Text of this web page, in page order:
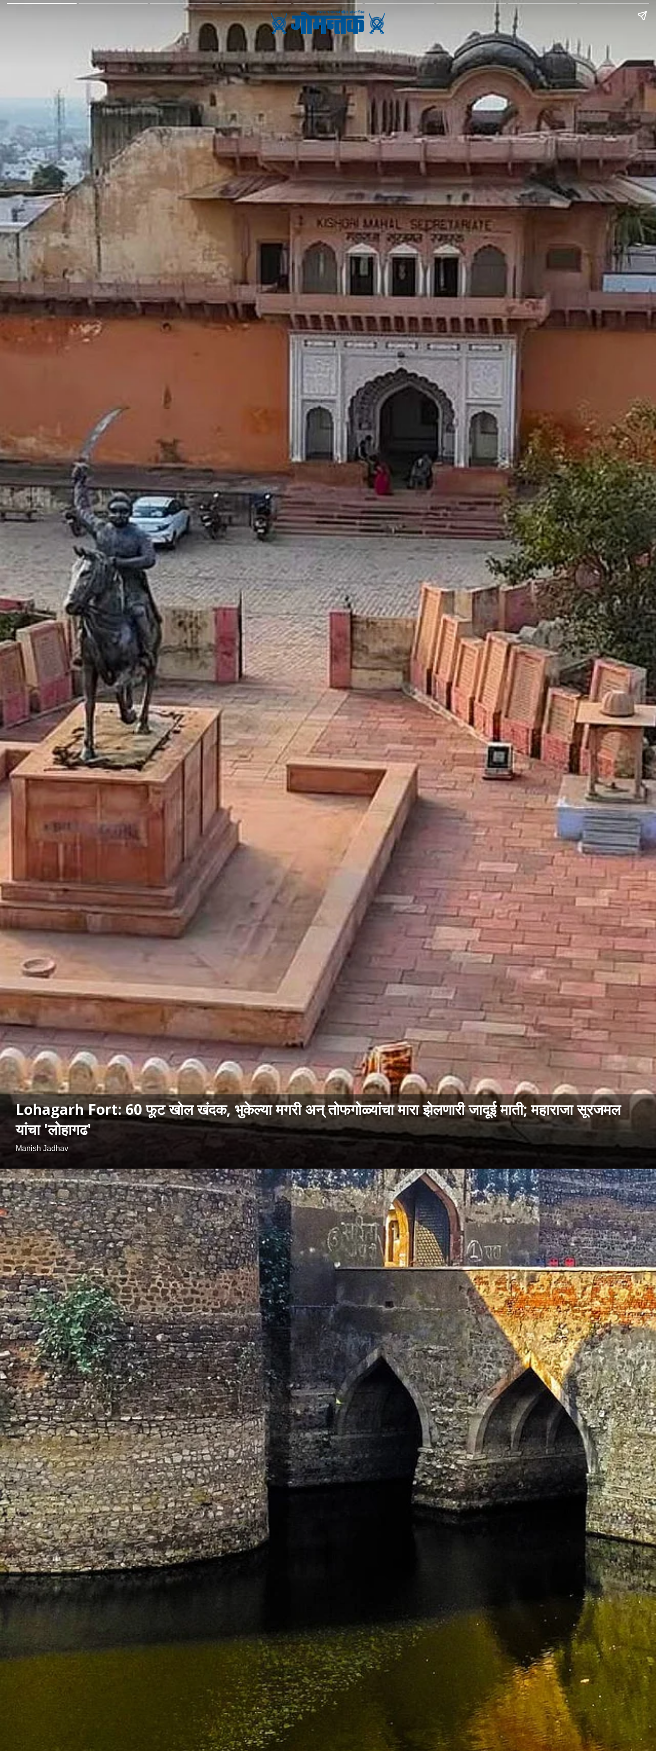
Lohagarh Fort: 60 फूट खोल खंदक, भुकेल्या मगरी अन् तोफगोळ्यांचा मारा झेलणारी जादूई माती; महाराजा सूरजमल
यांचा 'लोहागढ'
Manish Jadhav